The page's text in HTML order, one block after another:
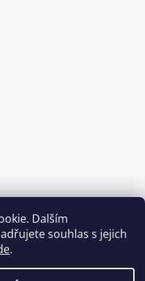
Dalším
souhlas s jejich
.